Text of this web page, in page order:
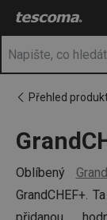
Přehled
Oblíbený
GrandCHEF+.